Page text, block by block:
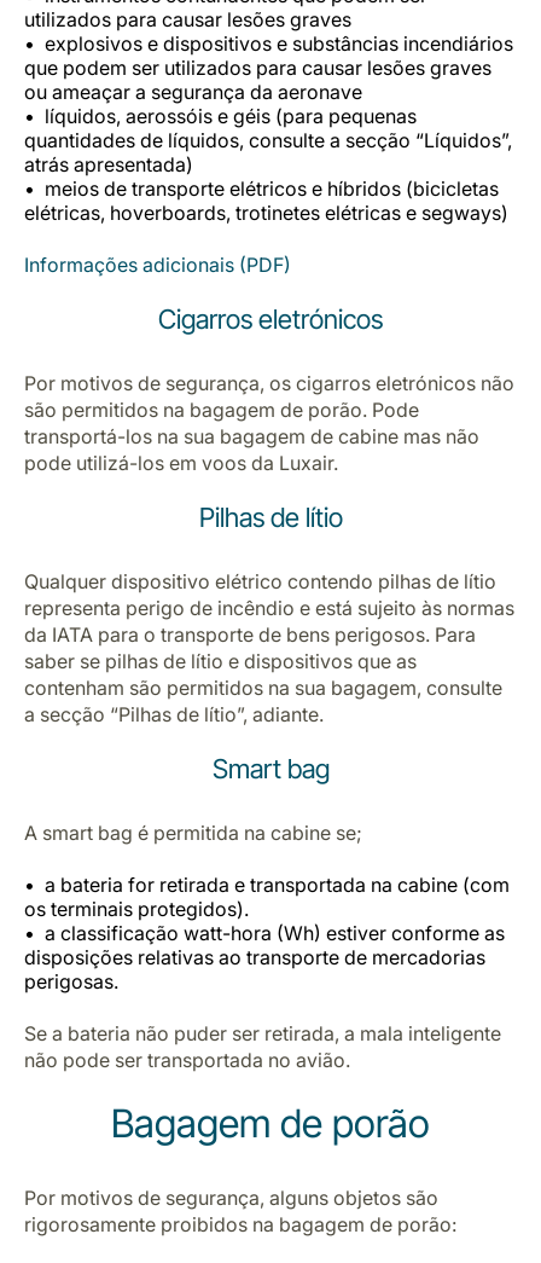
utilizados para causar lesões graves
explosivos e dispositivos e substâncias incendiários
que podem ser utilizados para causar lesões graves
ou ameaçar a segurança da aeronave
líquidos, aerossóis e géis (para pequenas
quantidades de líquidos, consulte a secção “Líquidos”,
atrás apresentada)
meios de transporte elétricos e híbridos (bicicletas
elétricas, hoverboards, trotinetes elétricas e segways)
Informações adicionais (PDF)
Cigarros eletrónicos
Por motivos de segurança, os cigarros eletrónicos não
são permitidos na bagagem de porão. Pode
transportá-los na sua bagagem de cabine mas não
pode utilizá-los em voos da Luxair.
Pilhas de lítio
Qualquer dispositivo elétrico contendo pilhas de lítio
representa perigo de incêndio e está sujeito às normas
da IATA para o transporte de bens perigosos. Para
saber se pilhas de lítio e dispositivos que as
contenham são permitidos na sua bagagem, consulte
a secção “Pilhas de lítio”, adiante.
Smart bag
A smart bag é permitida na cabine se;
a bateria for retirada e transportada na cabine (com
os terminais protegidos).
a classificação watt-hora (Wh) estiver conforme as
disposições relativas ao transporte de mercadorias
perigosas.
Se a bateria não puder ser retirada, a mala inteligente
não pode ser transportada no avião.
Bagagem de porão
Por motivos de segurança, alguns objetos são
rigorosamente proibidos na bagagem de porão: